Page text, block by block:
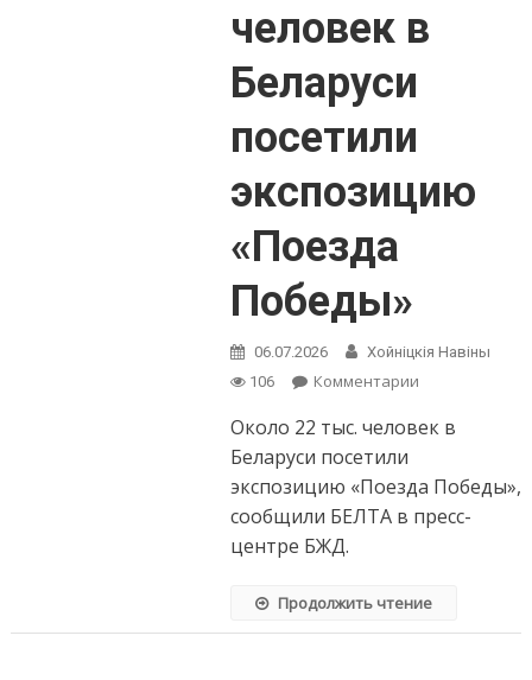
человек в
Беларуси
посетили
экспозицию
«Поезда
Победы»
06.07.2026
Хойнiцкiя Навiны
106
Комментарииon
22
человек
в
Беларуси
Около 22 тыс. человек в
Беларуси посетили
экспозицию «Поезда Победы»,
сообщили БЕЛТА в пресс-
центре БЖД.
Продолжить чтение